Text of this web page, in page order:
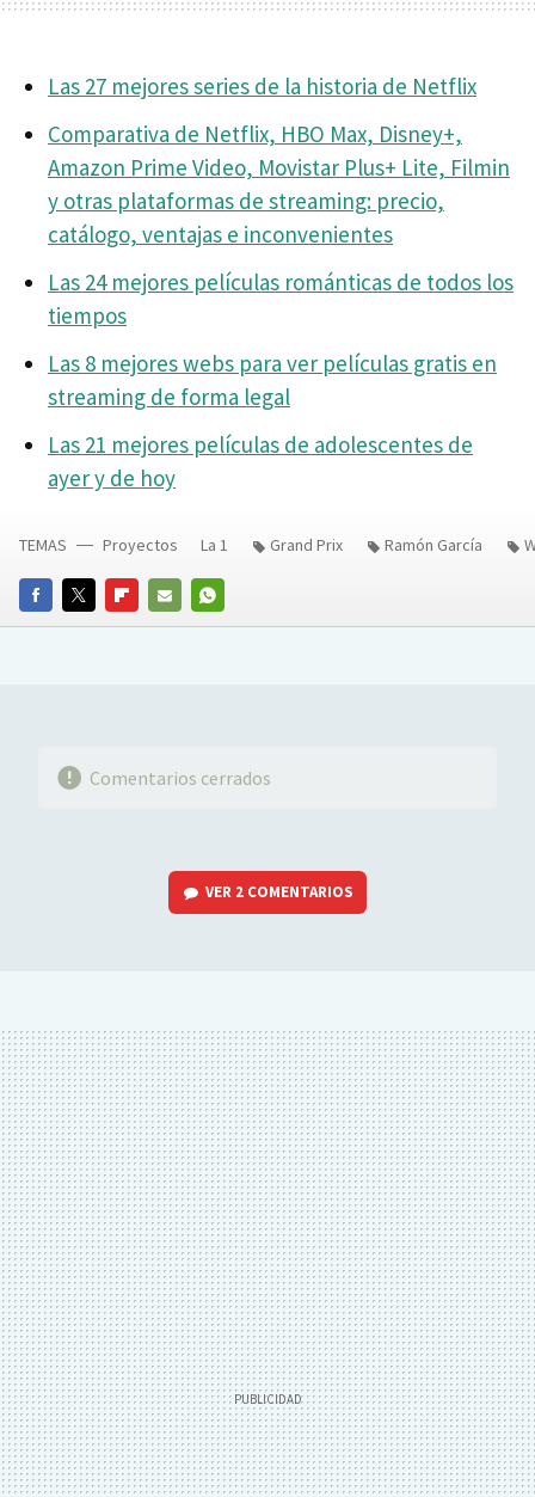
Las 27 mejores series de la historia de Netflix
Comparativa de Netflix, HBO Max, Disney+,
Amazon Prime Video, Movistar Plus+ Lite, Filmin
y otras plataformas de streaming: precio,
catálogo, ventajas e inconvenientes
Las 24 mejores películas románticas de todos los
tiempos
Las 8 mejores webs para ver películas gratis en
streaming de forma legal
Las 21 mejores películas de adolescentes de
ayer y de hoy
FACEBOOKTWITTERFLIPBOARD
E-
WHATSAPP
TEMAS Proyectos La 1 Grand Prix Ramón García
Comentarios cerrados
VER 2 COMENTARIOS